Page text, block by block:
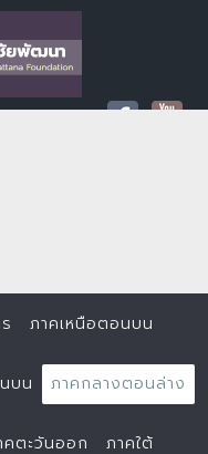
ภาคเหนือตอนบน
บน ภาคกลางตอนล่าง
คตะวันออก ภาคใต้